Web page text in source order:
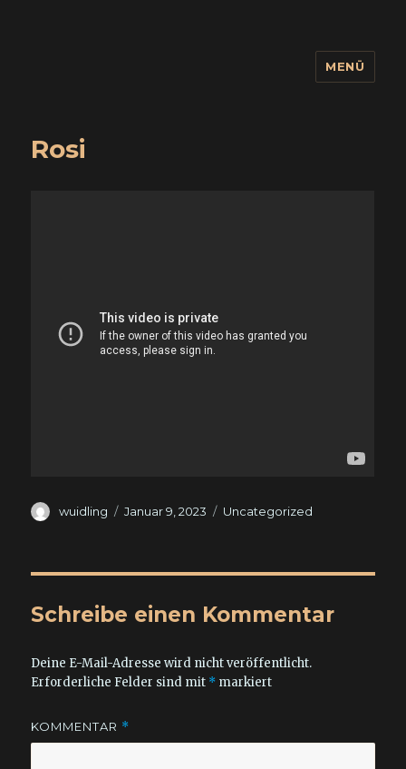
MENÜ
Rosi
Autor
wuidling
Veröffentlicht
Januar 9, 2023 Kategorien
Uncategorized
Schreibe einen Kommentar
Deine E-Mail-Adresse wird nicht veröffentlicht.
Erforderliche Felder sind mit * markiert
KOMMENTAR *